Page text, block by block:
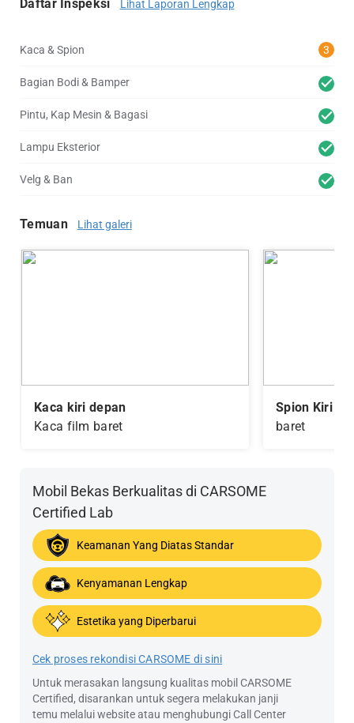
Daftar Inspeksi Lihat Laporan Lengkap
Kaca & Spion 3
Bagian Bodi & Bamper
Pintu, Kap Mesin & Bagasi
Lampu Eksterior
Velg & Ban
Temuan Lihat galeri
Kaca kiri depan
Kaca film baret
Spion Kiri
baret
Mobil Bekas Berkualitas di CARSOME
Certified Lab
Keamanan Yang Diatas Standar
Kenyamanan Lengkap
Estetika yang Diperbarui
Cek proses rekondisi CARSOME di sini
Untuk merasakan langsung kualitas mobil CARSOME
Certified, disarankan untuk segera melakukan janji
temu melalui website atau menghubungi Call Center